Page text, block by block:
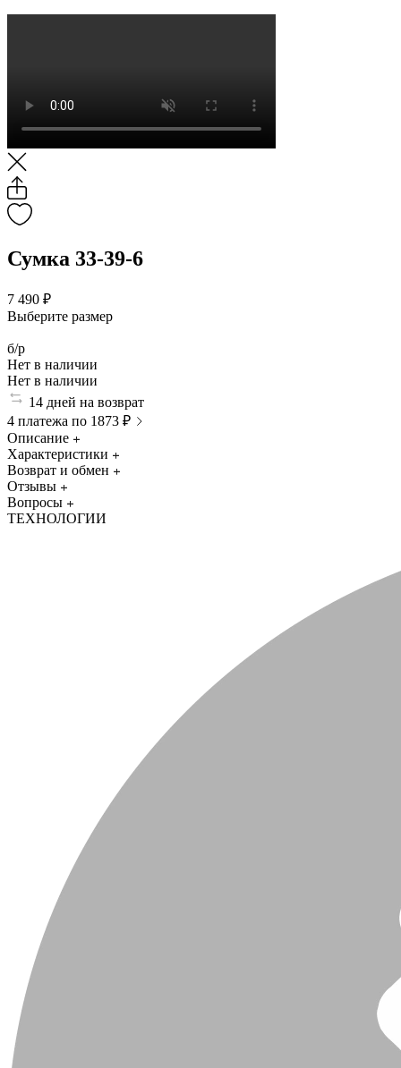
Сумка 33-39-6
7 490 ₽
Выберите размер
б/р
Нет в наличии
Нет в наличии
14 дней на возврат
4 платежа по 1873 ₽
Описание
Характеристики
Возврат и обмен
Отзывы
Вопросы
ТЕХНОЛОГИИ